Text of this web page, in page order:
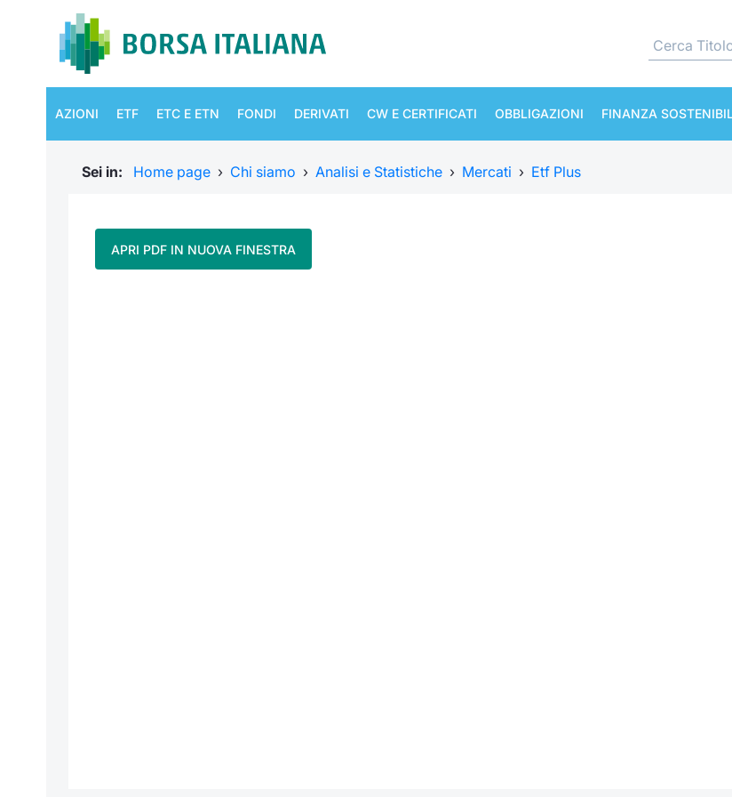
AZIONI ETF ETC E ETN FONDI DERIVATI CW E CERTIFICATI OBBLIGAZIONI FINANZA
Sei in: Home page › Chi siamo › Analisi e Statistiche › Mercati › Etf Plus
APRI PDF IN NUOVA FINESTRA